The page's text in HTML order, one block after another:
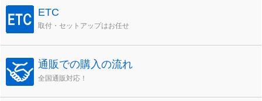
ETC
取付・セットアップはお任せ
通販での購入の流れ
全国通販対応！